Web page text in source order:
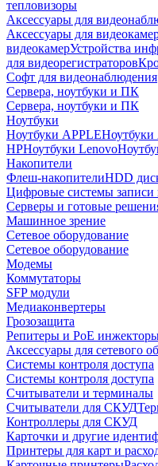
тепловизоры
Аксессуары для
Аксессуары для
видеокамерУстройства
для видеорегистраторов
Софт для видеонаблюдения
Сервера, ноутбуки и ПК
Сервера, ноутбуки и ПК
Ноутбуки
Ноутбуки APPLEНоутбуки
HPНоутбуки Lenovo
Накопители
Флеш-накопителиHDD
Цифровые системы записи
Серверы и готовые
Машинное зрение
Сетевое оборудование
Сетевое оборудование
Модемы
Коммутаторы
SFP модули
Медиаконвертеры
Грозозащита
Репитеры и PoE
Аксессуары для сетевого
Системы контроля доступа
Системы контроля доступа
Считыватели и терминалы
Считыватели для СКУД
Контроллеры для СКУД
Карточки и другие
Принтеры для карт и